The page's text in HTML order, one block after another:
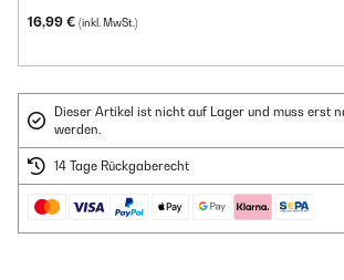
16,99 € (inkl. MwSt.)
Dieser Artikel ist nicht auf Lager und muss erst
werden.
14 Tage Rückgaberecht